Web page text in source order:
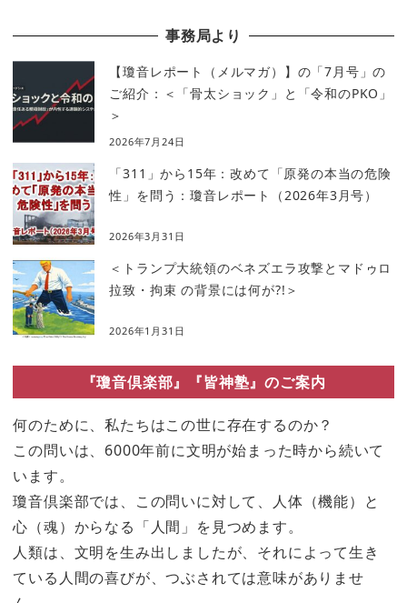
事務局より
【瓊音レポート（メルマガ）】の「7月号」の
ご紹介：＜「骨太ショック」と「令和のPKO」
＞
2026年7月24日
「311」から15年：改めて「原発の本当の危険
性」を問う：瓊音レポート（2026年3月号）
2026年3月31日
＜トランプ大統領のベネズエラ攻撃とマドゥロ
拉致・拘束 の背景には何が?!＞
2026年1月31日
『瓊音倶楽部』『皆神塾』のご案内
何のために、私たちはこの世に存在するのか？
この問いは、6000年前に文明が始まった時から続いて
います。
瓊音倶楽部では、この問いに対して、人体（機能）と
心（魂）からなる「人間」を見つめます。
人類は、文明を生み出しましたが、それによって生き
ている人間の喜びが、つぶされては意味がありませ